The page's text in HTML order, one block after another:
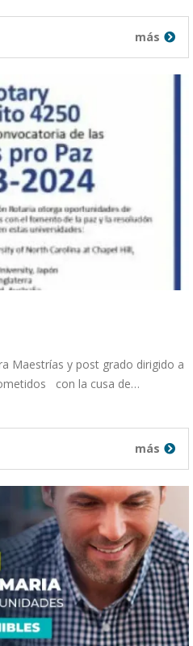
más
Maestrías y post grado dirigido a
con la cusa de…
más